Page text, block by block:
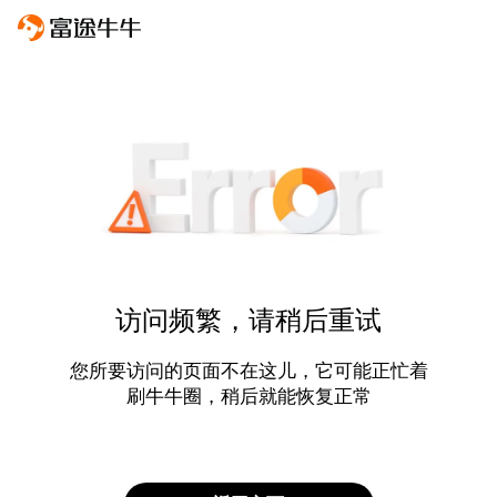
访问频繁，请稍后重试
您所要访问的页面不在这儿，它可能正忙着
刷牛牛圈，稍后就能恢复正常